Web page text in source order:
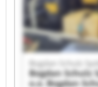
Bogdan Schulz
Bogdan Schulz
o.o. Bogdan